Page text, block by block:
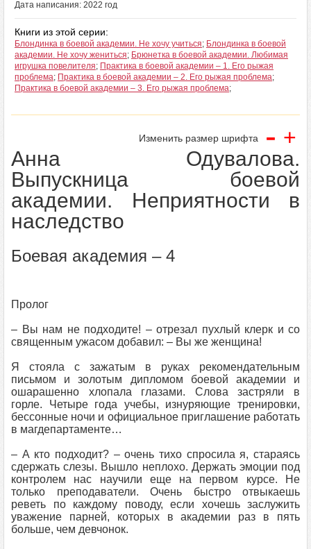
Дата написания: 2022 год
Книги из этой серии:
Блондинка в боевой академии. Не хочу учиться; Блондинка в боевой
академии. Не хочу жениться; Брюнетка в боевой академии. Любимая
игрушка повелителя; Практика в боевой академии – 1. Его рыжая
проблема; Практика в боевой академии – 2. Его рыжая проблема;
Практика в боевой академии – 3. Его рыжая проблема;
Изменить размер шрифта - +
Анна Одувалова.
Выпускница боевой
академии. Неприятности в
наследство
Боевая академия – 4
Пролог
– Вы нам не подходите! – отрезал пухлый клерк и со
священным ужасом добавил: – Вы же женщина!
Я стояла с зажатым в руках рекомендательным
письмом и золотым дипломом боевой академии и
ошарашенно хлопала глазами. Слова застряли в
горле. Четыре года учебы, изнуряющие тренировки,
бессонные ночи и официальное приглашение работать
в магдепартаменте…
– А кто подходит? – очень тихо спросила я, стараясь
сдержать слезы. Вышло неплохо. Держать эмоции под
контролем нас научили еще на первом курсе. Не
только преподаватели. Очень быстро отвыкаешь
реветь по каждому поводу, если хочешь заслужить
уважение парней, которых в академии раз в пять
больше, чем девчонок.